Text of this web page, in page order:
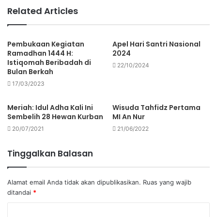
Related Articles
Pembukaan Kegiatan
Ramadhan 1444 H:
Istiqomah Beribadah di
Bulan Berkah
17/03/2023
Apel Hari Santri Nasional
2024
22/10/2024
Meriah: Idul Adha Kali Ini
Sembelih 28 Hewan Kurban
20/07/2021
Wisuda Tahfidz Pertama
MI An Nur
21/06/2022
Tinggalkan Balasan
Alamat email Anda tidak akan dipublikasikan. Ruas yang wajib
ditandai *